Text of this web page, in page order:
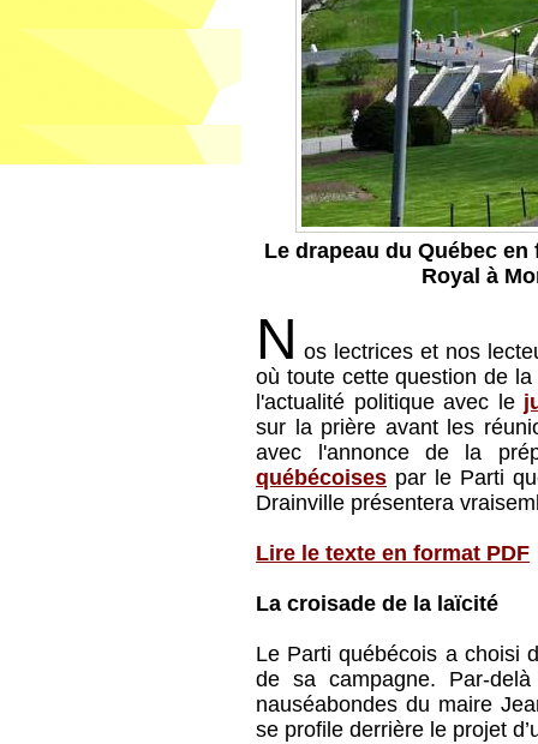
Le drapeau du Québec
Royal à
N os lectrices et nos
où toute cette question de
l'actualité politique avec le
sur la prière avant les
avec l'annonce de la
québécoises par le Parti
Drainville présentera
Lire le texte en format PDF
La croisade de la laïcité
Le Parti québécois a choisi
de sa campagne. Par-
nauséabondes du maire
se profile derrière le projet